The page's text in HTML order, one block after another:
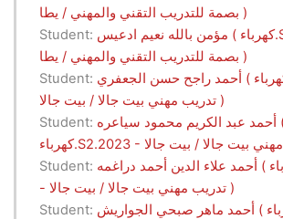
بصمة للتدريب التقني والمهني / يطا )
Student: مؤمن بالله نعيم ادعيس ( كهرباء.S2.2023 -
بصمة للتدريب التقني والمهني / يطا )
Student: أحمد راجح حسن الجعفري ( كهرباء.S2.2023 -
تدريب مهني بيت جالا / بيت جالا )
Student: أحمد عبد الكريم محمود سياعره (
Student: أحمد علاء الدين أحمد دراغمه ( كهرباء.S2.2023
- تدريب مهني بيت جالا / بيت جالا )
Student: أحمد ماهر صبحي الجواريش ( كهرباء.S2.2023 -